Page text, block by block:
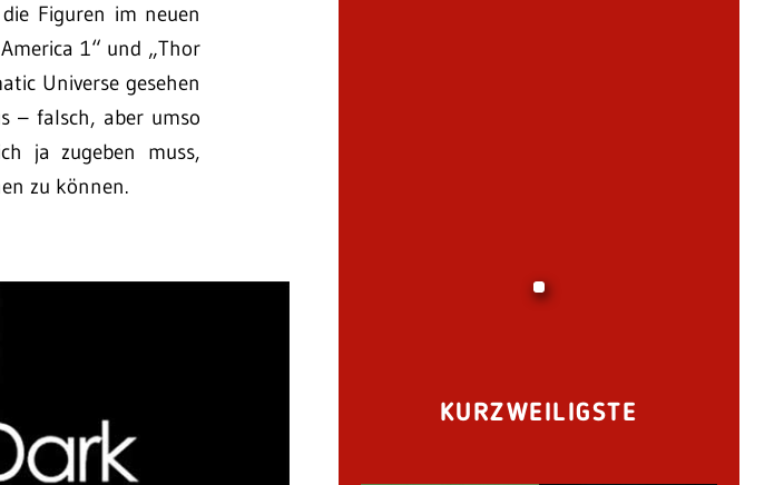
Figuren im neuen
1“ und „Thor
Universe gesehen
– falsch, aber umso
ja zugeben muss,
zu können.
KURZWEILIGSTE